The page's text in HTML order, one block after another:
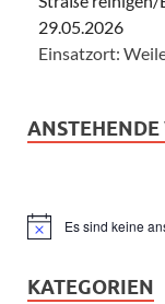
29.05.2026
Einsatzort:
HinweisEs sind keine
KATEGORIEN